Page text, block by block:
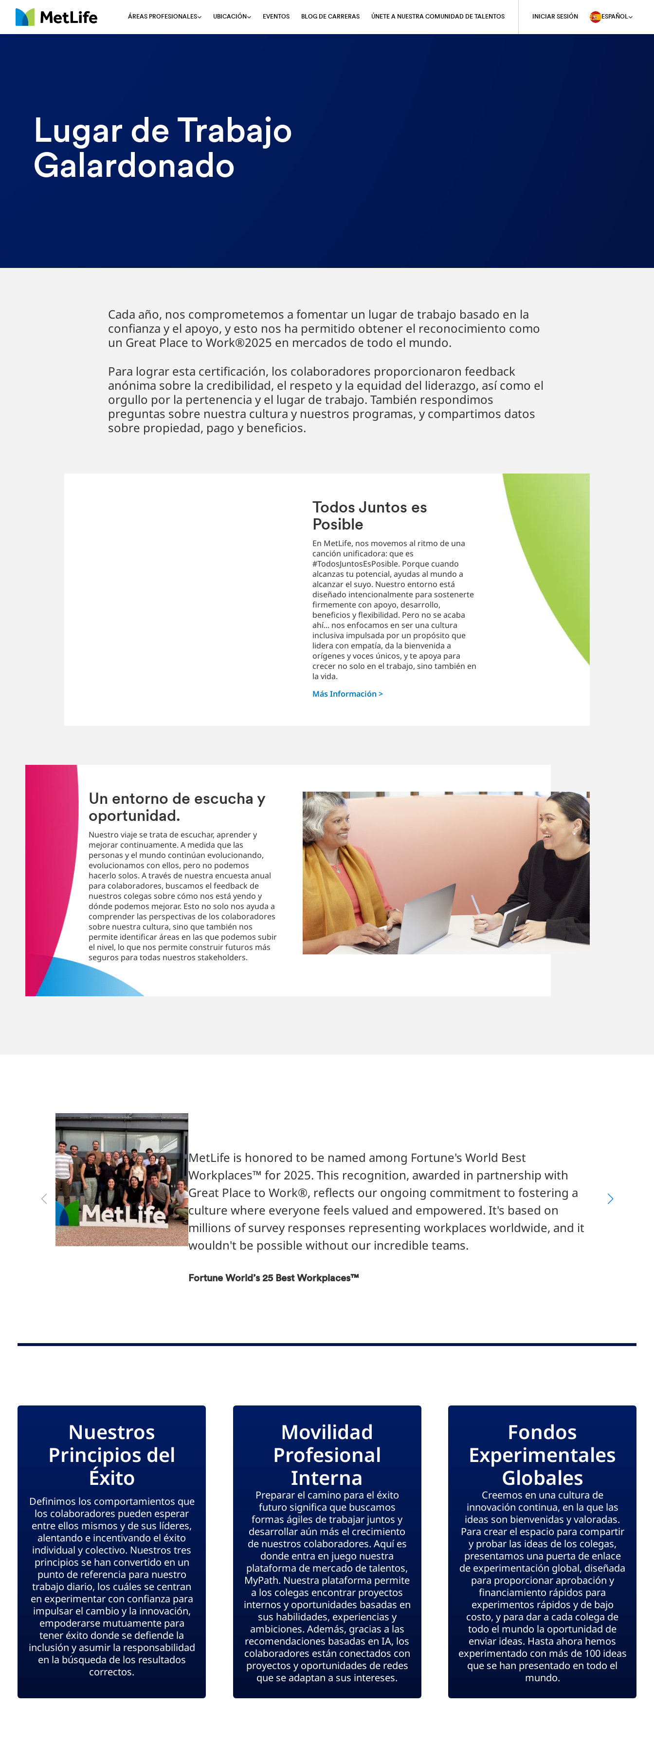
MetLife ÁREAS PROFESIONALES UBICACIÓN EVENTOS BLOG DE CARRERAS ÚNETE A NUESTRA COMUNIDAD DE TALENTOS INICIAR SESIÓN ESPAÑOL
Lugar de Trabajo
Galardonado
Cada año, nos comprometemos a fomentar un lugar de trabajo basado en la
confianza y el apoyo, y esto nos ha permitido obtener el reconocimiento como
un Great Place to Work®2025 en mercados de todo el mundo.
Para lograr esta certificación, los colaboradores proporcionaron feedback
anónima sobre la credibilidad, el respeto y la equidad del liderazgo, así como el
orgullo por la pertenencia y el lugar de trabajo. También respondimos
preguntas sobre nuestra cultura y nuestros programas, y compartimos datos
sobre propiedad, pago y beneficios.
Todos Juntos es
Posible
En MetLife, nos movemos al ritmo de una
canción unificadora: que es
#TodosJuntosEsPosible. Porque cuando
alcanzas tu potencial, ayudas al mundo a
alcanzar el suyo. Nuestro entorno está
diseñado intencionalmente para sostenerte
firmemente con apoyo, desarrollo,
beneficios y flexibilidad. Pero no se acaba
ahí... nos enfocamos en ser una cultura
inclusiva impulsada por un propósito que
lidera con empatía, da la bienvenida a
orígenes y voces únicos, y te apoya para
crecer no solo en el trabajo, sino también en
la vida.
Más Información >
Un entorno de escucha y
oportunidad.
Nuestro viaje se trata de escuchar, aprender y
mejorar continuamente. A medida que las
personas y el mundo continúan evolucionando,
evolucionamos con ellos, pero no podemos
hacerlo solos. A través de nuestra encuesta anual
para colaboradores, buscamos el feedback de
nuestros colegas sobre cómo nos está yendo y
dónde podemos mejorar. Esto no solo nos ayuda a
comprender las perspectivas de los colaboradores
sobre nuestra cultura, sino que también nos
permite identificar áreas en las que podemos subir
el nivel, lo que nos permite construir futuros más
seguros para todas nuestros stakeholders.
MetLife is honored to be named among Fortune's World Best
Workplaces™ for 2025. This recognition, awarded in partnership with
Great Place to Work®, reflects our ongoing commitment to fostering a
culture where everyone feels valued and empowered. It's based on
millions of survey responses representing workplaces worldwide, and it
wouldn't be possible without our incredible teams.
Fortune World’s 25 Best Workplaces™
Nuestros
Principios del
Éxito
Definimos los comportamientos que
los colaboradores pueden esperar
entre ellos mismos y de sus líderes,
alentando e incentivando el éxito
individual y colectivo. Nuestros tres
principios se han convertido en un
punto de referencia para nuestro
trabajo diario, los cuáles se centran
en experimentar con confianza para
impulsar el cambio y la innovación,
empoderarse mutuamente para
tener éxito donde se defiende la
inclusión y asumir la responsabilidad
en la búsqueda de los resultados
correctos.
Movilidad
Profesional
Interna
Preparar el camino para el éxito
futuro significa que buscamos
formas ágiles de trabajar juntos y
desarrollar aún más el crecimiento
de nuestros colaboradores. Aquí es
donde entra en juego nuestra
plataforma de mercado de talentos,
MyPath. Nuestra plataforma permite
a los colegas encontrar proyectos
internos y oportunidades basadas en
sus habilidades, experiencias y
ambiciones. Además, gracias a las
recomendaciones basadas en IA, los
colaboradores están conectados con
proyectos y oportunidades de redes
que se adaptan a sus intereses.
Fondos
Experimentales
Globales
Creemos en una cultura de
innovación continua, en la que las
ideas son bienvenidas y valoradas.
Para crear el espacio para compartir
y probar las ideas de los colegas,
presentamos una puerta de enlace
de experimentación global, diseñada
para proporcionar aprobación y
financiamiento rápidos para
experimentos rápidos y de bajo
costo, y para dar a cada colega de
todo el mundo la oportunidad de
enviar ideas. Hasta ahora hemos
experimentado con más de 100 ideas
que se han presentado en todo el
mundo.